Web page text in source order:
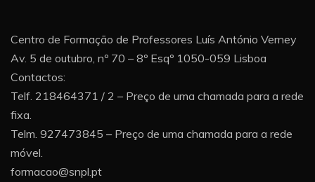
Centro de Formação de Professores Luís António Verney
Av. 5 de outubro, nº 70 – 8º Esqº 1050-059 Lisboa
Contactos:
Telf. 218464371 / 2 – Preço de uma chamada para a rede
fixa.
Telm. 927473845 – Preço de uma chamada para a rede
móvel.
formacao@snpl.pt